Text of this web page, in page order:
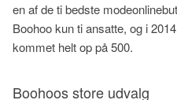
en af de ti bedste
Boohoo kun ti ansatte, og i
kommet helt op på 500.
Boohoos store udvalg